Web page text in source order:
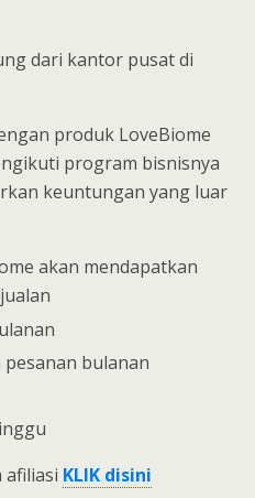
dari kantor pusat di
produk LoveBiome
program bisnisnya
keuntungan yang luar
akan mendapatkan
bulanan
KLIK disini